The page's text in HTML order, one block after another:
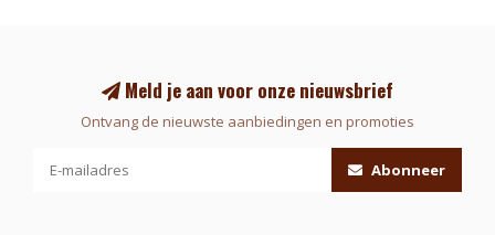
Meld je aan voor onze nieuwsbrief
Ontvang de nieuwste aanbiedingen en promoties
Abonneer